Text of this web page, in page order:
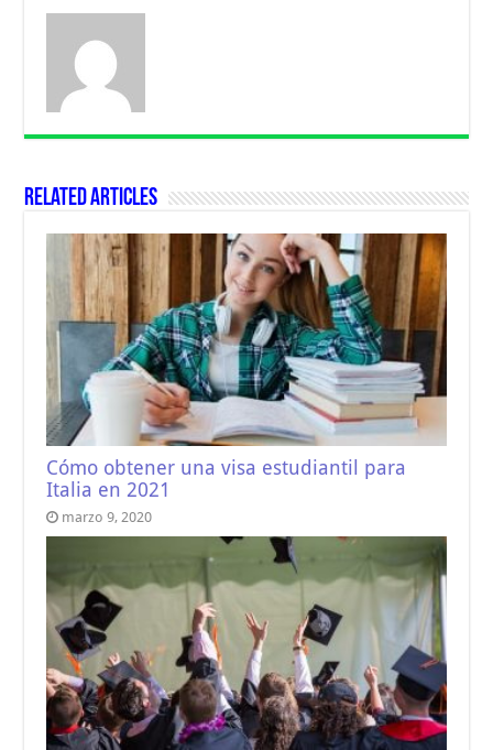
Related Articles
Cómo obtener una visa estudiantil para
Italia en 2021
marzo 9, 2020